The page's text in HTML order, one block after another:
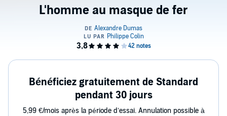
L'homme au masque de fer
Bénéficiez gratuitement de Standard
pendant 30 jours
5,99 €/mois après la période d’essai. Annulation possible à